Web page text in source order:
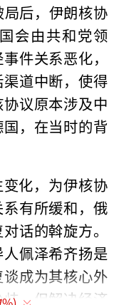
后，伊朗核协
会由共和党领
件关系恶化，
道中断，使得
议原本涉及中
，在当时的背
化，为伊核协
有所缓和，俄
话的斡旋方。
佩泽希齐扬是
成为其核心外
，但解决经济